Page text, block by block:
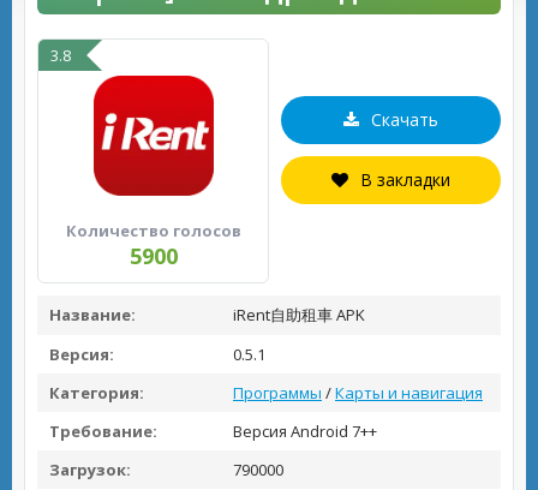
3.8
Количество голосов
5900
Скачать
В закладки
Название:
iRent自助租車 APK
Версия:
0.5.1
Категория:
Программы /Карты и навигация
Требование:
Версия Android 7++
Загрузок:
790000